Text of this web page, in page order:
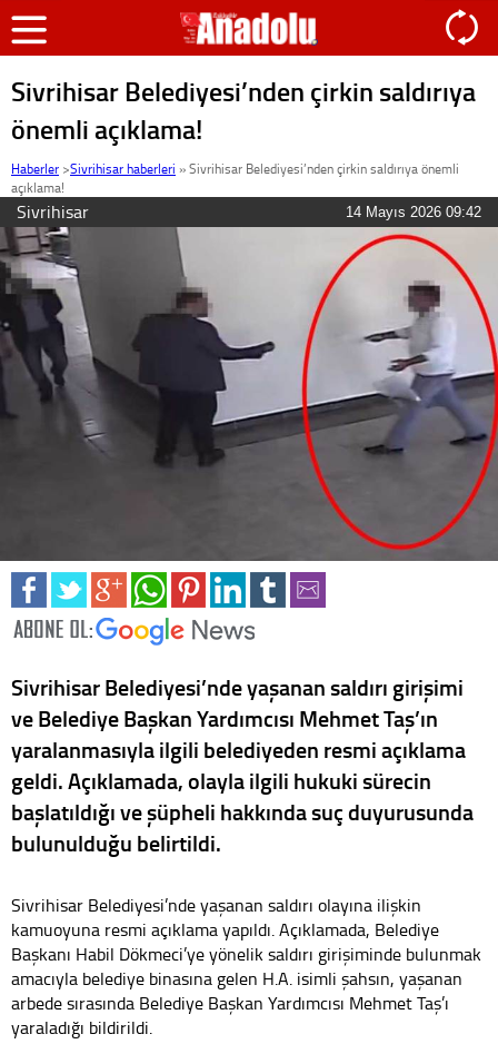
Sivrihisar Belediyesi’nden çirkin saldırıya
önemli açıklama!
Haberler >Sivrihisar haberleri »Sivrihisar Belediyesi’nden çirkin saldırıya önemli
açıklama!
Sivrihisar 14 Mayıs 2026 09:42
Sivrihisar Belediyesi’nde yaşanan saldırı girişimi
ve Belediye Başkan Yardımcısı Mehmet Taş’ın
yaralanmasıyla ilgili belediyeden resmi açıklama
geldi. Açıklamada, olayla ilgili hukuki sürecin
başlatıldığı ve şüpheli hakkında suç duyurusunda
bulunulduğu belirtildi.
Sivrihisar Belediyesi’nde yaşanan saldırı olayına ilişkin
kamuoyuna resmi açıklama yapıldı. Açıklamada, Belediye
Başkanı Habil Dökmeci’ye yönelik saldırı girişiminde bulunmak
amacıyla belediye binasına gelen H.A. isimli şahsın, yaşanan
arbede sırasında Belediye Başkan Yardımcısı Mehmet Taş’ı
yaraladığı bildirildi.